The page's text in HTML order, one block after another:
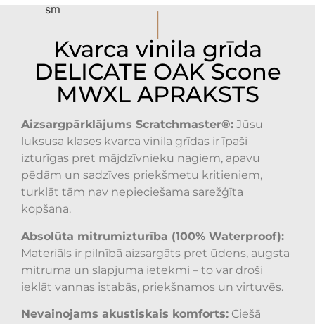
I
Kvarca vinila grīda
DELICATE OAK Scone
MWXL APRAKSTS
Aizsargpārklājums Scratchmaster®: Jūsu
luksusa klases kvarca vinila grīdas ir īpaši
izturīgas pret mājdzīvnieku nagiem, apavu
pēdām un sadzīves priekšmetu kritieniem,
turklāt tām nav nepieciešama sarežģīta
kopšana.
Absolūta mitrumizturība (100% Waterproof):
Materiāls ir pilnībā aizsargāts pret ūdens, augsta
mitruma un slapjuma ietekmi – to var droši
ieklāt vannas istabās, priekšnamos un virtuvēs.
Nevainojams akustiskais komforts: Ciešā